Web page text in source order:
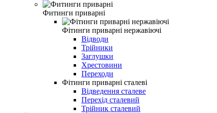
Фитинги приварні
Фітинги приварні нержавіючі
Відводи
Трійники
Заглушки
Хрестовини
Переходи
Фітинги приварні сталеві
Відведення сталеве
Перехід сталевий
Трійник сталевий